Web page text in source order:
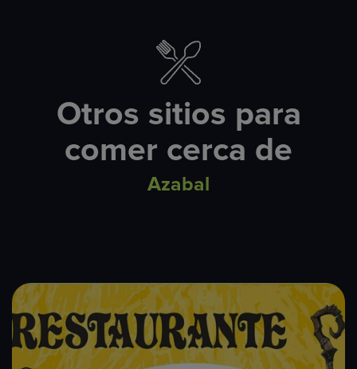
Otros sitios para
comer cerca de
Azabal